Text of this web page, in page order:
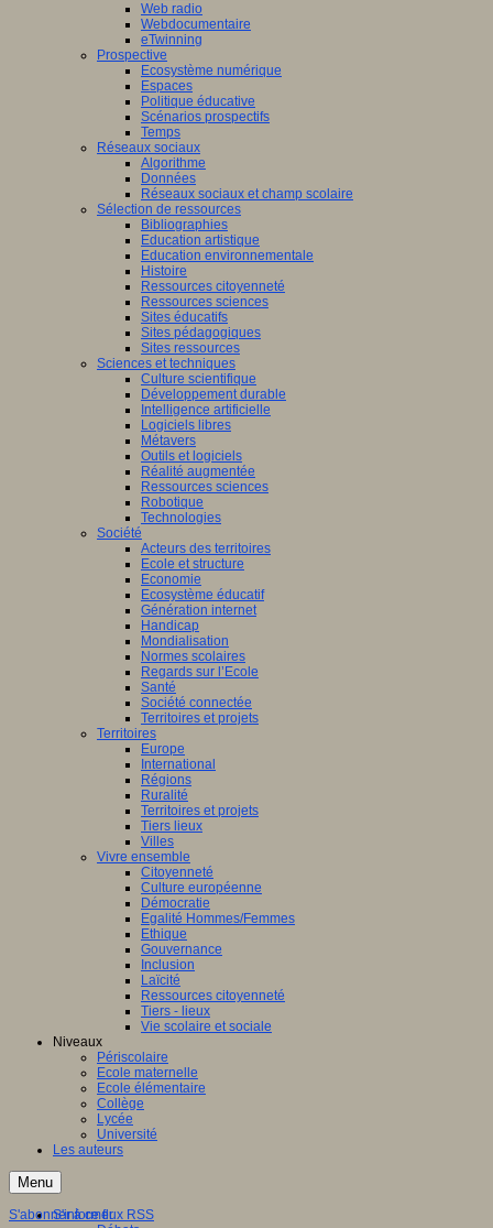
Web radio
Webdocumentaire
eTwinning
Prospective
Ecosystème numérique
Espaces
Politique éducative
Scénarios prospectifs
Temps
Réseaux sociaux
Algorithme
Données
Réseaux sociaux et champ scolaire
Sélection de ressources
Bibliographies
Education artistique
Education environnementale
Histoire
Ressources citoyenneté
Ressources sciences
Sites éducatifs
Sites pédagogiques
Sites ressources
Sciences et techniques
Culture scientifique
Développement durable
Intelligence artificielle
Logiciels libres
Métavers
Outils et logiciels
Réalité augmentée
Ressources sciences
Robotique
Technologies
Société
Acteurs des territoires
Ecole et structure
Economie
Ecosystème éducatif
Génération internet
Handicap
Mondialisation
Normes scolaires
Regards sur l’Ecole
Santé
Société connectée
Territoires et projets
Territoires
Europe
International
Régions
Ruralité
Territoires et projets
Tiers lieux
Villes
Vivre ensemble
Citoyenneté
Culture européenne
Démocratie
Egalité Hommes/Femmes
Ethique
Gouvernance
Inclusion
Laïcité
Ressources citoyenneté
Tiers - lieux
Vie scolaire et sociale
Niveaux
Périscolaire
Ecole maternelle
Ecole élémentaire
Collège
Lycée
Université
Les auteurs
Menu
S'informer
S'abonner à ce flux RSS